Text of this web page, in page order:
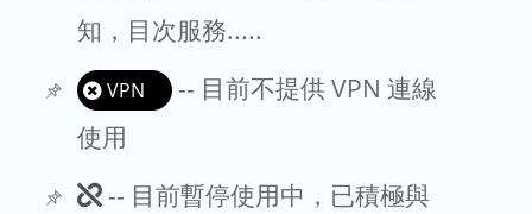
EndNote
知，目次服務.....
VPN
-- 目前不提供 VPN 連線
使用
此
-- 目前暫停使用中，已積極與